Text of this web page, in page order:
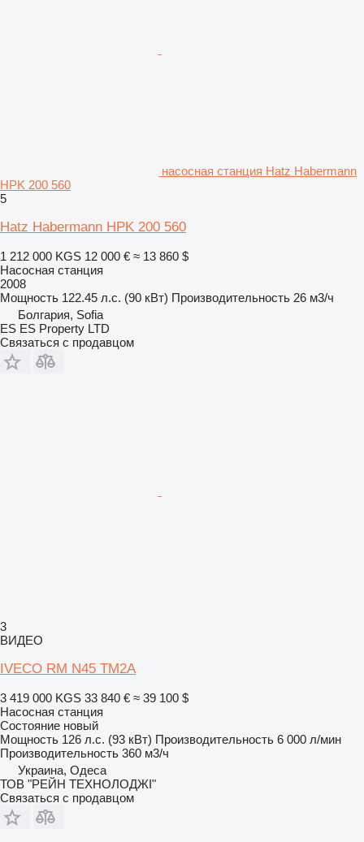
насосная станция Hatz Habermann
HPK 200 560
5
Hatz Habermann HPK 200 560
1 212 000 KGS 12 000 € ≈ 13 860 $
Насосная станция
2008
Мощность 122.45 л.с. (90 кВт) Производительность 26 м3/ч
Болгария, Sofia
ES ES Property LTD
Связаться с продавцом
3
ВИДЕО
IVECO RM N45 TM2A
3 419 000 KGS 33 840 € ≈ 39 100 $
Насосная станция
Состояние новый
Мощность 126 л.с. (93 кВт) Производительность 6 000 л/мин
Производительность 360 м3/ч
Украина, Одеса
ТОВ "РЕЙН ТЕХНОЛОДЖІ"
Связаться с продавцом